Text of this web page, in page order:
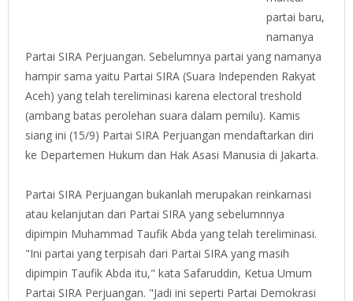
partai baru,
namanya
Partai SIRA Perjuangan. Sebelumnya partai yang namanya
hampir sama yaitu Partai SIRA (Suara Independen Rakyat
Aceh) yang telah tereliminasi karena electoral treshold
(ambang batas perolehan suara dalam pemilu). Kamis
siang ini (15/9) Partai SIRA Perjuangan mendaftarkan diri
ke Departemen Hukum dan Hak Asasi Manusia di Jakarta.
Partai SIRA Perjuangan bukanlah merupakan reinkarnasi
atau kelanjutan dari Partai SIRA yang sebelumnnya
dipimpin Muhammad Taufik Abda yang telah tereliminasi.
"Ini partai yang terpisah dari Partai SIRA yang masih
dipimpin Taufik Abda itu," kata Safaruddin, Ketua Umum
Partai SIRA Perjuangan. "Jadi ini seperti Partai Demokrasi